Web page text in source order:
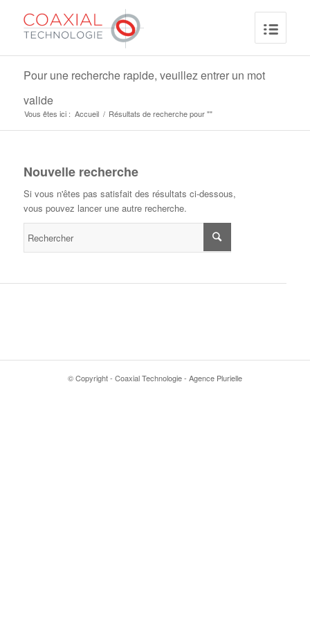
Pour une recherche rapide, veuillez entrer un mot
valide
Vous êtes ici : Accueil / Résultats de recherche pour ""
Nouvelle recherche
Si vous n'êtes pas satisfait des résultats ci-dessous,
vous pouvez lancer une autre recherche.
© Copyright - Coaxial Technologie - Agence Plurielle